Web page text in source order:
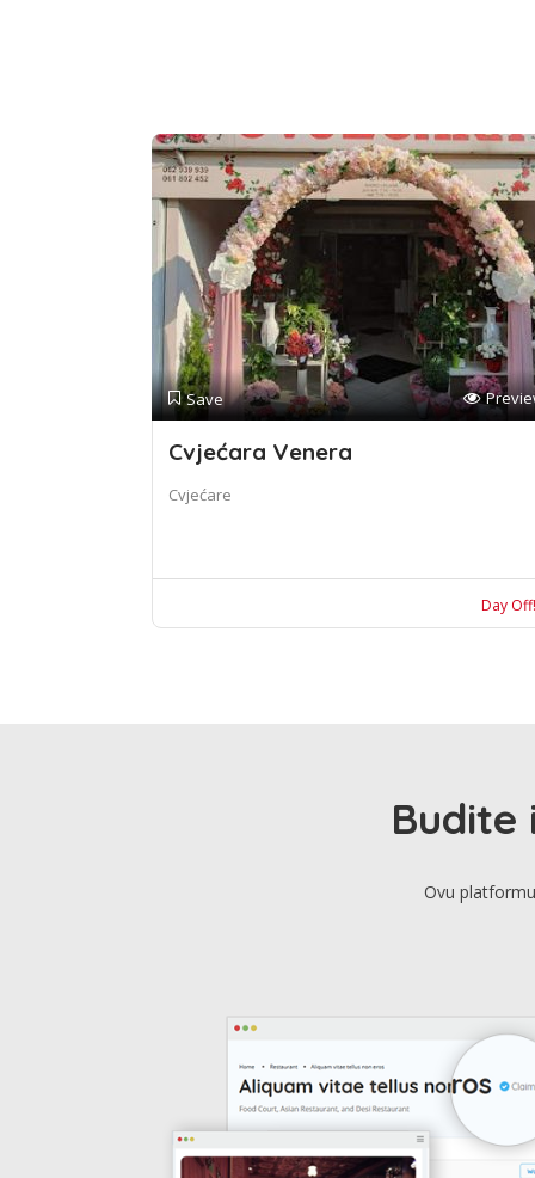
Save
Cvjećara Venera
Cvjećare
Day
Budite
Ovu